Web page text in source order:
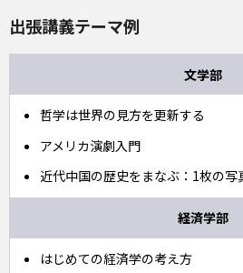
出張講義テーマ例
文学部
哲学は世界の見方を更新する
アメリカ演劇入門
近代中国の歴史をまなぶ：1枚の
経済学部
はじめての経済学の考え方